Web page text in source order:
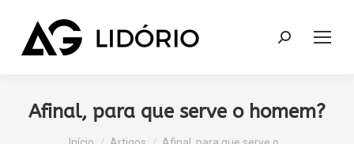
Afinal, para que serve o homem?
Você está aqui: